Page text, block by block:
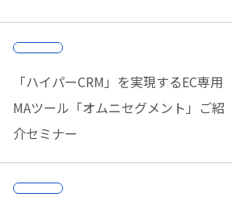
「ハイパーCRM」を実現するEC専用
MAツール「オムニセグメント」ご紹
介セミナー